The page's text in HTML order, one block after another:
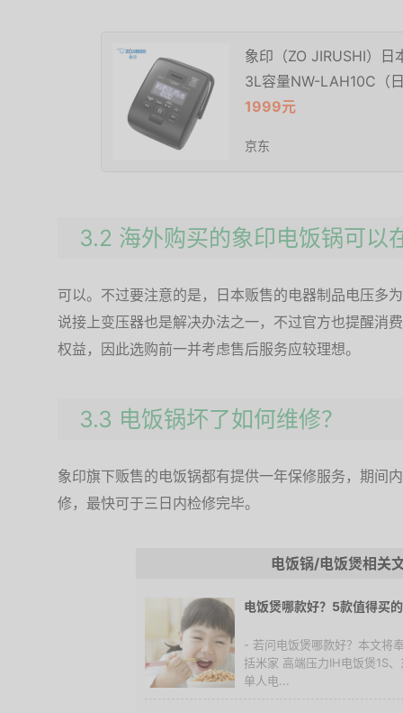
象印（ZO JIRUSHI）
3L容量NW-LAH10C（
1999元
京东
3.2 海外购买的象印电饭锅可以
可以。不过要注意的是，日本贩售的电器制品电压多
说接上变压器也是解决办法之一，不过官方也提醒消
权益，因此选购前一并考虑售后服务应较理想。
3.3 电饭锅坏了如何维修？
象印旗下贩售的电饭锅都有提供一年保修服务，期间
修，最快可于三日内检修完毕。
电饭锅/电饭煲相关
电饭煲哪款好？5款值得买
- 若问电饭煲哪款好？本文将
括米家 高端压力IH电饭煲1S
单人电...